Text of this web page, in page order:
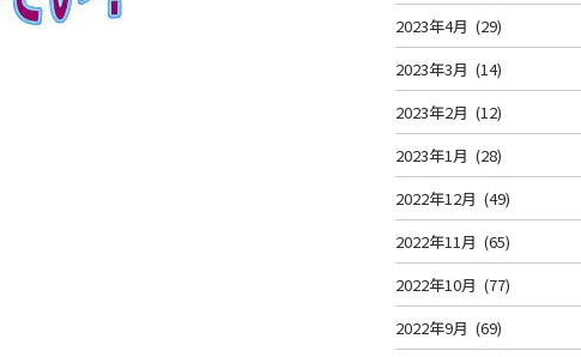
2023年4月 (29)
2023年3月 (14)
2023年2月 (12)
2023年1月 (28)
2022年12月 (49)
2022年11月 (65)
2022年10月 (77)
2022年9月 (69)